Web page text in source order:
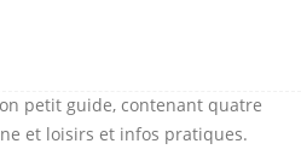
petit guide, contenant quatre
et loisirs et infos pratiques.